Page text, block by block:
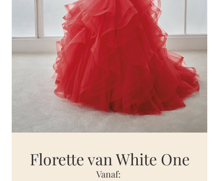
Florette van White One
Vanaf: